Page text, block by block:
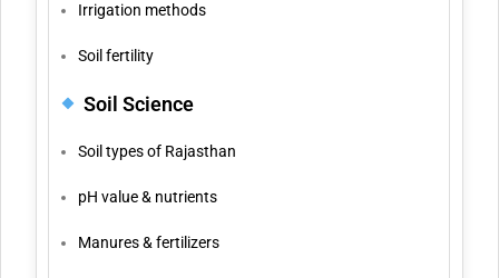
Irrigation methods
Soil fertility
Soil Science
Soil types of Rajasthan
pH value & nutrients
Manures & fertilizers